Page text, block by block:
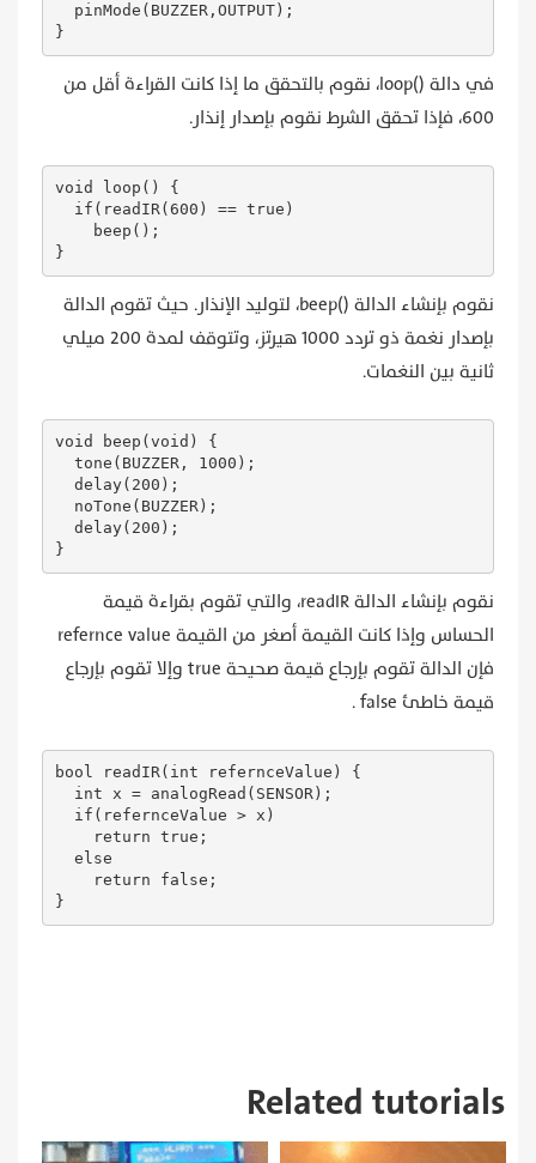
  pinMode(BUZZER,OUTPUT);
}
في دالة ()loop، نقوم بالتحقق ما إذا كانت القراءة أقل من
600، فإذا تحقق الشرط نقوم بإصدار إنذار.
void loop() {
  if(readIR(600) == true)
    beep();
}
نقوم بإنشاء الدالة ()beep، لتوليد الإنذار. حيث تقوم الدالة
بإصدار نغمة ذو تردد 1000 هيرتز، وتتوقف لمدة 200 ميلي
ثانية بين النغمات.
void beep(void) {
  tone(BUZZER, 1000);
  delay(200);
  noTone(BUZZER);
  delay(200);
}
نقوم بإنشاء الدالة readIR، والتي تقوم بقراءة قيمة
الحساس وإذا كانت القيمة أصغر من القيمة refernce value
فإن الدالة تقوم بإرجاع قيمة صحيحة true وإلا تقوم بإرجاع
قيمة خاطئ false .
bool readIR(int refernceValue) {
  int x = analogRead(SENSOR);
  if(refernceValue > x)
    return true;
  else
    return false;
}
Related tutorials